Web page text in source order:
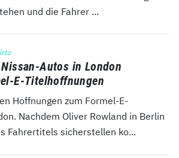
und die Fahrer ...
Autos in London
E-Titelhoffnungen
Hoffnungen zum Formel-E-
Nachdem Oliver Rowland in Berlin
Fahrertitels sicherstellen ko...